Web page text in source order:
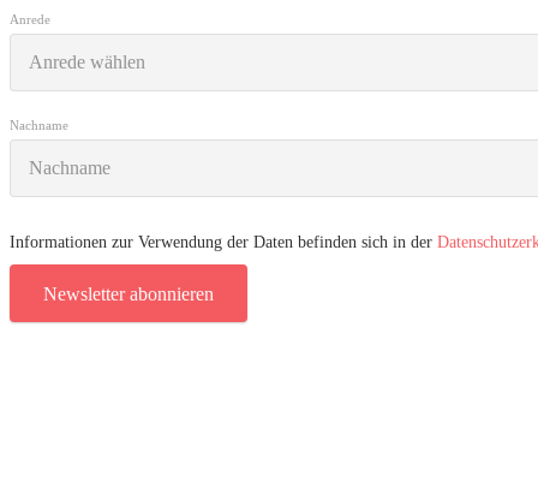
Anrede
Nachname
Informationen zur Verwendung der Daten befinden sich in der
Newsletter abonnieren